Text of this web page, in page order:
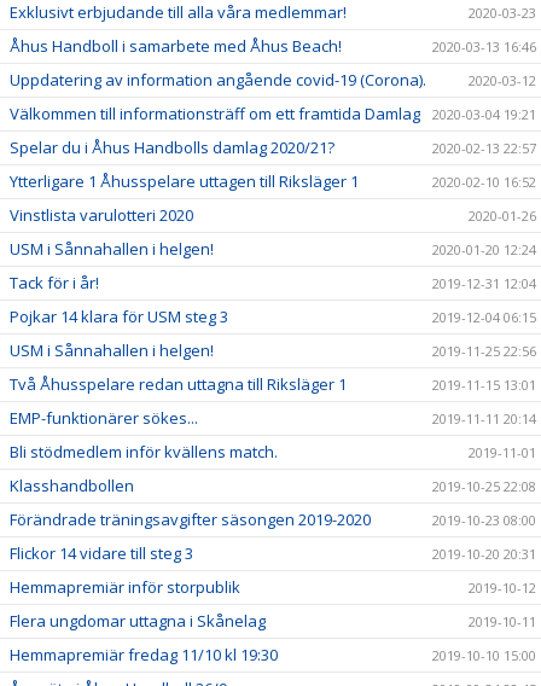
Exklusivt erbjudande till alla våra medlemmar! 2020-03-23
Åhus Handboll i samarbete med Åhus Beach! 2020-03-13 16:46
Uppdatering av information angående covid-19 (Corona). 2020-03-12
Välkommen till informationsträff om ett framtida Damlag 2020-03-04 19:21
Spelar du i Åhus Handbolls damlag 2020/21? 2020-02-13 22:57
Ytterligare 1 Åhusspelare uttagen till Riksläger 1 2020-02-10 16:52
Vinstlista varulotteri 2020 2020-01-26
USM i Sånnahallen i helgen! 2020-01-20 12:24
Tack för i år! 2019-12-31 12:04
Pojkar 14 klara för USM steg 3 2019-12-04 06:15
USM i Sånnahallen i helgen! 2019-11-25 22:56
Två Åhusspelare redan uttagna till Riksläger 1 2019-11-15 13:01
EMP-funktionärer sökes... 2019-11-11 20:14
Bli stödmedlem inför kvällens match. 2019-11-01
Klasshandbollen 2019-10-25 22:08
Förändrade träningsavgifter säsongen 2019-2020 2019-10-23 08:00
Flickor 14 vidare till steg 3 2019-10-20 20:31
Hemmapremiär inför storpublik 2019-10-12
Flera ungdomar uttagna i Skånelag 2019-10-11
Hemmapremiär fredag 11/10 kl 19:30 2019-10-10 15:00